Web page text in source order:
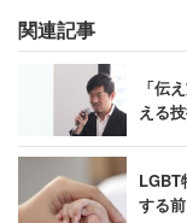
と話しています。
る人はぜひ受診し
あわせてよみたい
復帰を目指しマラ
関連記事
「伝
える
LGBT
する